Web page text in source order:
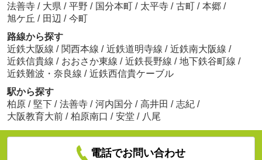
法善寺 / 大県 / 平野 / 国分本町 / 太平寺 / 古町 / 本郷 /
旭ケ丘 / 田辺 / 今町
路線から探す
近鉄大阪線 / 関西本線 / 近鉄道明寺線 / 近鉄南大阪線 /
近鉄信貴線 / おおさか東線 / 近鉄長野線 / 地下鉄谷町線 /
近鉄難波・奈良線 / 近鉄西信貴ケーブル
駅から探す
柏原 / 堅下 / 法善寺 / 河内国分 / 高井田 / 志紀 /
大阪教育大前 / 柏原南口 / 安堂 / 八尾
電話でお問い合わせ